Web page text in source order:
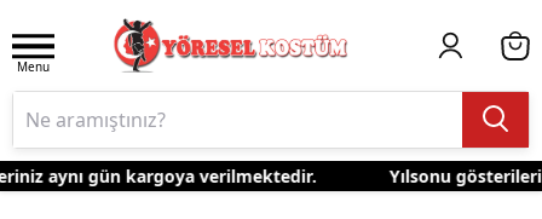
Menu
aynı gün kargoya verilmektedir. Yılsonu